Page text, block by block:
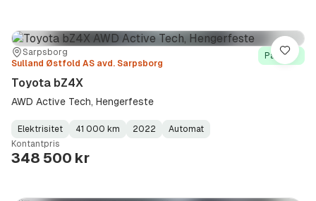
Sted:
Sarpsborg
Forhandler:
Sulland Østfold AS avd. Sarpsborg
På lager
Toyota bZ4X
AWD Active Tech, Hengerfeste
Fuel
Type:
Elektrisitet
Kilometerstand:
41 000 km
Model
Year:
2022
Gearbox
Type:
Automat
Kontantpris
348 500 kr
Lagre